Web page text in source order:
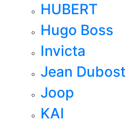
HUBERT
Hugo Boss
Invicta
Jean Dubost
Joop
KAI